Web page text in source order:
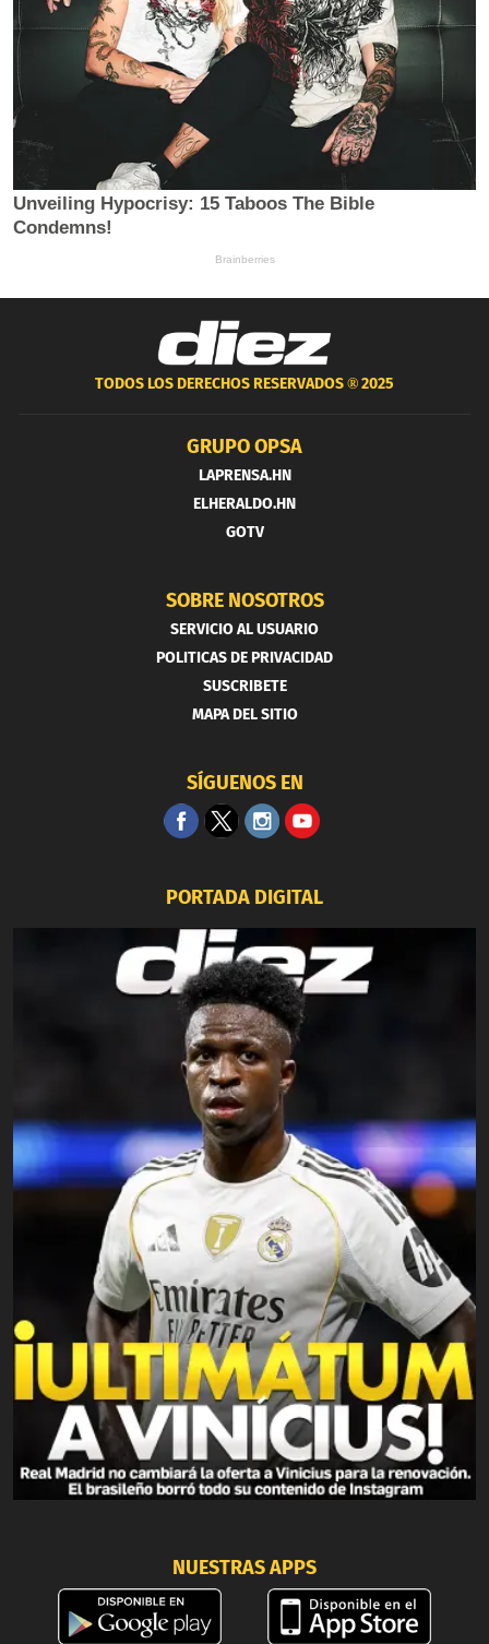
TODOS LOS DERECHOS RESERVADOS ®2025
GRUPO OPSA
LAPRENSA.HN
ELHERALDO.HN
GOTV
SOBRE NOSOTROS
SERVICIO AL USUARIO
POLITICAS DE PRIVACIDAD
SUSCRIBETE
MAPA DEL SITIO
SÍGUENOS EN
PORTADA DIGITAL
NUESTRAS APPS